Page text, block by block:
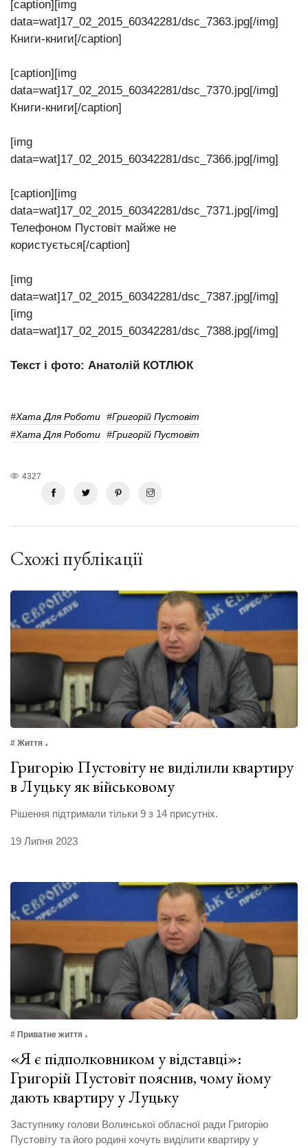
[caption][img
data=wat]17_02_2015_60342281/dsc_7363.jpg[/img]
Книги-книги[/caption]
[caption][img
data=wat]17_02_2015_60342281/dsc_7370.jpg[/img]
Книги-книги[/caption]
[img
data=wat]17_02_2015_60342281/dsc_7366.jpg[/img]
[caption][img
data=wat]17_02_2015_60342281/dsc_7371.jpg[/img]
Телефоном Пустовіт майже не
користується[/caption]
[img
data=wat]17_02_2015_60342281/dsc_7387.jpg[/img]
[img
data=wat]17_02_2015_60342281/dsc_7388.jpg[/img]
Текст і фото: Анатолій КОТЛЮК
#хата Для Роботи #Григорій Пустовіт
#хата Для Роботи #Григорій Пустовіт
4327
Схожі публікації
# Життя
Григорію Пустовіту не виділили квартиру
в Луцьку як військовому
Рішення підтримали тільки 9 з 14 присутніх.
19 Липня 2023
# Приватне життя
«Я є підполковником у відставці»:
Григорій Пустовіт пояснив, чому йому
дають квартиру у Луцьку
Заступнику голови Волинської обласної ради Григорію
Пустовіту та його родині хочуть виділити квартиру у